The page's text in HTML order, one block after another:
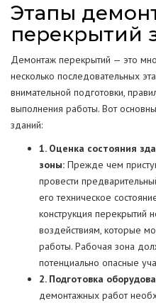
Этапы
перекрытий
Демонтаж перекрытий — это
несколько последовательных
внимательной подготовки,
выполнения работы. Вот
зданий:
1. Оценка состояния
зоны: Прежде чем
провести
его техническое
конструкция перекрытий
воздействиям, которые
работы. Рабочая зона
потенциально опасные
2. Подготовка
демонтажных работ